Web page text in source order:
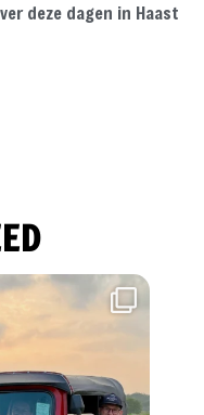
deze dagen in Haast